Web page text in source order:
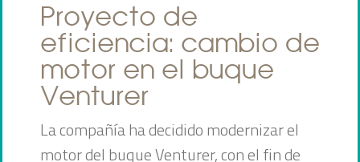
Proyecto de
eficiencia: cambio de
motor en el buque
Venturer
La compañía ha decidido modernizar el
motor del buque Venturer, con el fin de